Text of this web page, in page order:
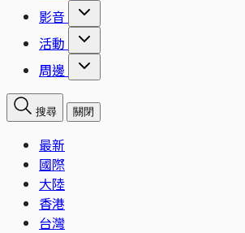
影音
活動
周邊
搜尋 關閉
最新
國際
大陸
香港
台灣